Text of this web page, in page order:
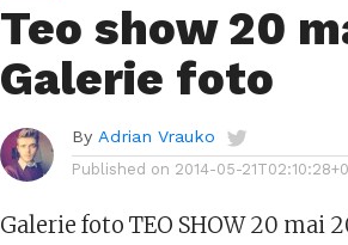
Teo show 20
Galerie foto
By Adrian Vrauko
Published on 2014-05-
Galerie foto TEO SHOW 20 mai